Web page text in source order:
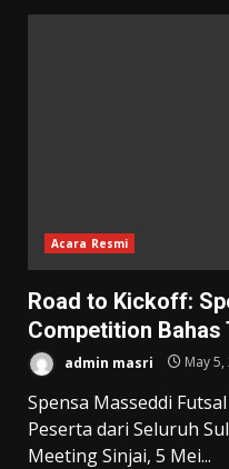
Acara Resmi
Road to Kickoff:
Competition
admin masri May 5,
Spensa Masseddi
Peserta dari Seluruh
Meeting Sinjai, 5 Mei...